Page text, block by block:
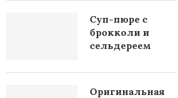
Суп-пюре с
брокколи и
сельдереем
Оригинальная